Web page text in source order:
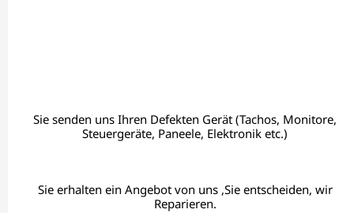
Sie senden uns Ihren Defekten Gerät (Tachos, Monitore,
Steuergeräte, Paneele, Elektronik etc.)
Sie erhalten ein Angebot von uns ,Sie entscheiden, wir
Reparieren.